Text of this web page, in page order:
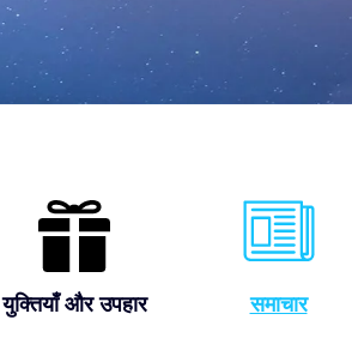
युक्तियाँ और उपहार समाचार